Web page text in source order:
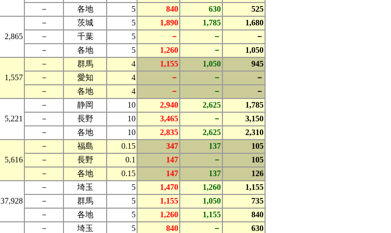
－
各地 5 840 630 525
2,865
－ 茨城 5 1,890 1,785
1,680
－
千葉 5 － －
－
－
各地 5 1,260 － 1,050
1,557
－ 群馬 4 1,155 1,050
945
－
愛知 4 － －
－
－
各地 4 － － －
5,221
－ 静岡 10 2,940 2,625
1,785
－
長野 10 3,465 －
3,150
－
各地 10 2,835 2,625 2,310
5,616
－ 福島 0.15 347 137
105
－
長野 0.1 147 －
105
－
各地 0.15 147 137 126
37,928
－ 埼玉 5 1,470 1,260
1,155
－
群馬 5 1,155 1,050
735
－
各地 5 1,260 1,155 840
－ 埼玉 5 840 －
630